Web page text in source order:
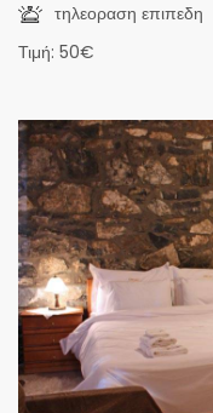
τηλεοραση επιπεδη
Τιμή: 50€